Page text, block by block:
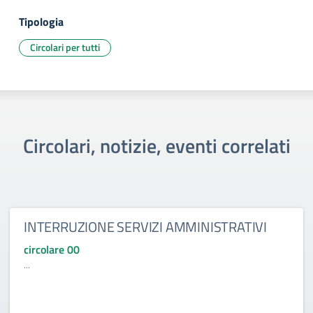
Tipologia
Circolari per tutti
Circolari, notizie, eventi correlati
INTERRUZIONE SERVIZI AMMINISTRATIVI
circolare 00
...